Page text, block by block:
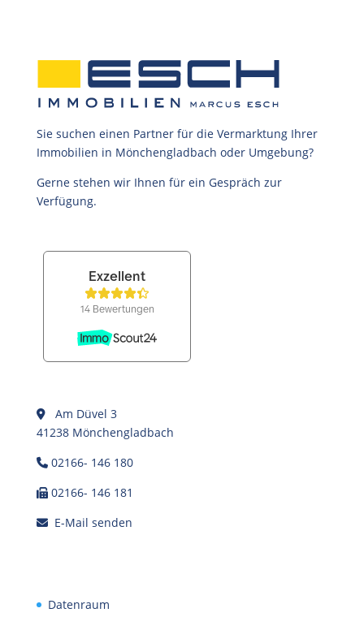
Sie suchen einen Partner für die Vermarktung Ihrer
Immobilien in Mönchengladbach oder Umgebung?
Gerne stehen wir Ihnen für ein Gespräch zur
Verfügung.
Am Düvel 3
41238 Mönchengladbach
02166- 146 180
02166- 146 181
E-Mail senden
Datenraum